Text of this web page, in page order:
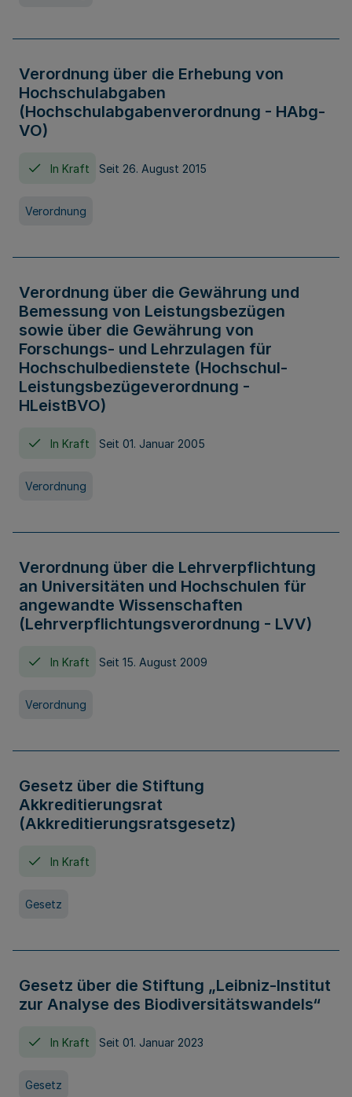
Verordnung über die Erhebung von
Hochschulabgaben
(Hochschulabgabenverordnung - HAbg-
VO)
In Kraft Seit 26. August 2015
Verordnung
Verordnung über die Gewährung und
Bemessung von Leistungsbezügen
sowie über die Gewährung von
Forschungs- und Lehrzulagen für
Hochschulbedienstete (Hochschul-
Leistungsbezügeverordnung -
HLeistBVO)
In Kraft Seit 01. Januar 2005
Verordnung
Verordnung über die Lehrverpflichtung
an Universitäten und Hochschulen für
angewandte Wissenschaften
(Lehrverpflichtungsverordnung - LVV)
In Kraft Seit 15. August 2009
Verordnung
Gesetz über die Stiftung
Akkreditierungsrat
(Akkreditierungsratsgesetz)
In Kraft
Gesetz
Gesetz über die Stiftung „Leibniz-Institut
zur Analyse des Biodiversitätswandels“
In Kraft Seit 01. Januar 2023
Gesetz